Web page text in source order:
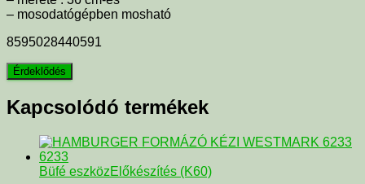
– mosodatógépben mosható
8595028440591
Kapcsolódó termékek
Büfé eszközElőkészítés (K60)